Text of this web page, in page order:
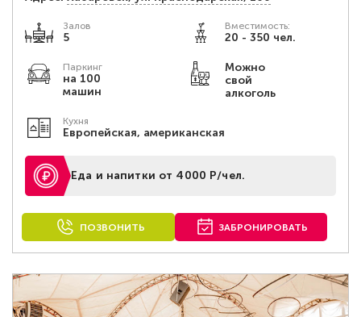
Залов
5
Вместимость:
20 - 350 чел.
Паркинг
на 100
машин
Можно
свой
алкоголь
Кухня
Европейская, американская
Еда и напитки от 4000 Р/чел.
ПОЗВОНИТЬ ЗАБРОНИРОВАТЬ